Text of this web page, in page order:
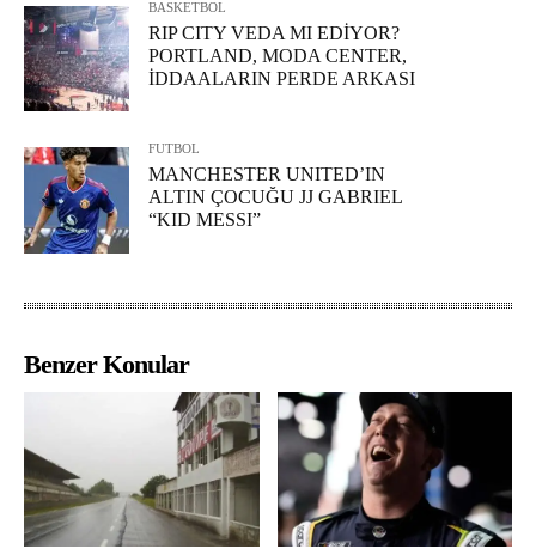
BASKETBOL
RIP CITY VEDA MI EDİYOR?
PORTLAND, MODA CENTER,
İDDAALARIN PERDE ARKASI
FUTBOL
MANCHESTER UNITED’IN
ALTIN ÇOCUĞU JJ GABRIEL
“KID MESSI”
Benzer Konular